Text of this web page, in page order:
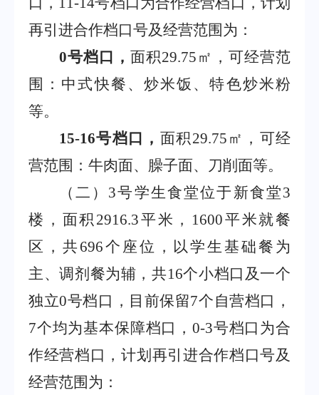
再引进合作档口号及经营范围为：
0号档口， 面积29.75 ㎡，可经营范
围： 中式快餐、炒米饭、特色炒米粉
等。
15-16号档口， 面积29.75 ㎡，可经
营范围：牛肉面、臊子面、刀削面等。
（二） 3号学生食堂位于新食堂3
楼，面积 2916.3平米， 1600平米就餐
区，共 696个座位，以学生基础餐为
主、调剂餐为辅，共16个小档口及一个
独立0号档口，目前保留7个自营档口，
7个均为基本保障档口， 0-3号档口为合
作经营档口，计划再引进合作档口号及
经营范围为：